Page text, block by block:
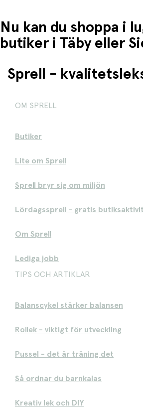
Nu kan du shoppa i
butiker i Täby eller
Sprell -
OM SPRELL
Butiker
Lite om Sprell
Sprell bryr sig om miljön
Lördagssprell - gratis
Om Sprell
Lediga jobb
TIPS OCH ARTIKLAR
Balanscykel stärker balansen
Rollek - viktigt för utveckling
Pussel - det är träning det
Så ordnar du barnkalas
Kreativ lek och DIY